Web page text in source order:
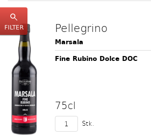
FILTER Pellegrino
Marsala
Fine Rubino Dolce DOC
75cl
Stk.